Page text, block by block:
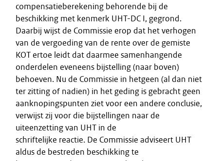
compensatieberekening behorende bij de
beschikking met kenmerk UHT-DC I, gegrond.
Daarbij wijst de Commissie erop dat het verhogen
van de vergoeding van de rente over de gemiste
KOT ertoe leidt dat daarmee samenhangende
onderdelen eveneens bijstelling (naar boven)
behoeven. Nu de Commissie in hetgeen (al dan niet
ter zitting of nadien) in het geding is gebracht geen
aanknopingspunten ziet voor een andere conclusie,
verwijst zij voor die bijstellingen naar de
uiteenzetting van UHT in de
schriftelijke reactie. De Commissie adviseert UHT
aldus de bestreden beschikking te